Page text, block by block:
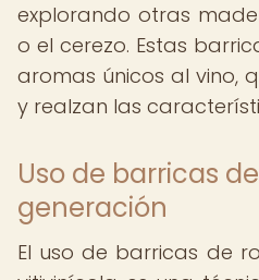
explorando otras
o el cerezo. Estas
aromas únicos al vino,
y realzan las
Uso de barricas
generación
El uso de barricas de